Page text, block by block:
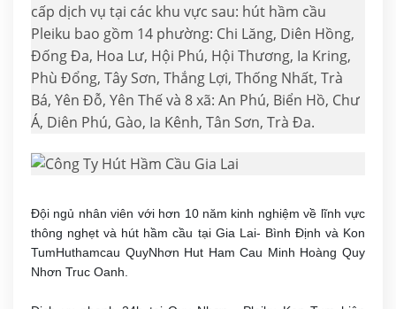
cấp dịch vụ tại các khu vực sau: hút hầm cầu
Pleiku bao gồm 14 phường: Chi Lăng, Diên Hồng,
Đống Đa, Hoa Lư, Hội Phú, Hội Thương, Ia Kring,
Phù Đổng, Tây Sơn, Thắng Lợi, Thống Nhất, Trà
Bá, Yên Đỗ, Yên Thế và 8 xã: An Phú, Biển Hồ, Chư
Á, Diên Phú, Gào, Ia Kênh, Tân Sơn, Trà Đa.
Đội ngủ nhân viên với hơn 10 năm kinh nghiệm về lĩnh vực
thông nghẹt và hút hầm cầu tại Gia Lai- Bình Định và Kon
TumHuthamcau QuyNhơn Hut Ham Cau Minh Hoàng Quy
Nhơn Truc Oanh.